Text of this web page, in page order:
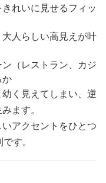
きれいに見せるフィッ
人らしい高見えが叶
（レストラン、カジ
か
く見えてしまい、逆
ます。
アクセントをひとつ
す。